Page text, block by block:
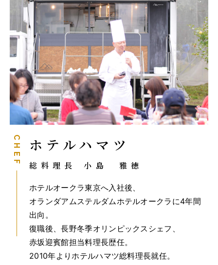
CHEF ホテルハマツ
総料理長 小島 雅徳
ホテルオークラ東京へ入社後、
オランダアムステルダムホテルオークラに4年間
出向。
復職後、長野冬季オリンピックスシェフ、
赤坂迎賓館担当料理長歴任。
2010年よりホテルハマツ総料理長就任。